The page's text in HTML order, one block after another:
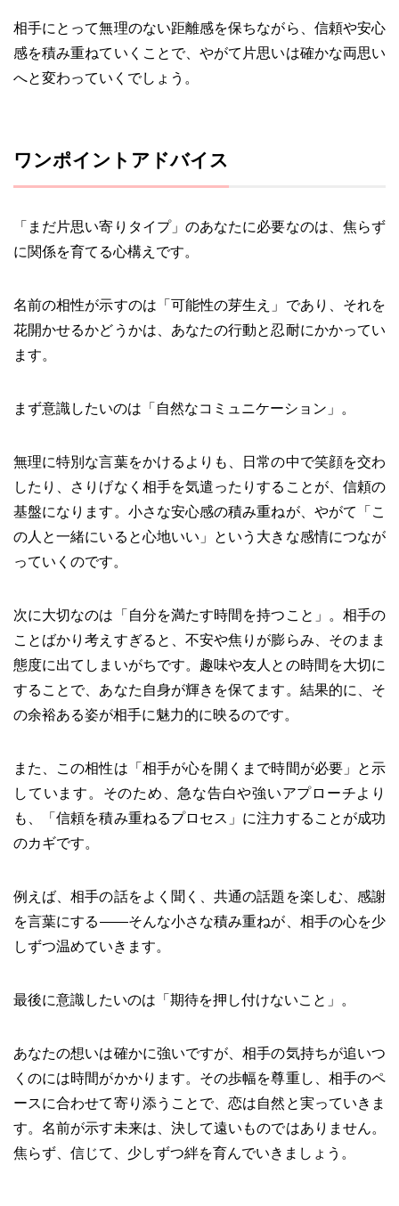
相手にとって無理のない距離感を保ちながら、信頼や安心
感を積み重ねていくことで、やがて片思いは確かな両思い
へと変わっていくでしょう。
ワンポイントアドバイス
「まだ片思い寄りタイプ」のあなたに必要なのは、焦らず
に関係を育てる心構えです。
名前の相性が示すのは「可能性の芽生え」であり、それを
花開かせるかどうかは、あなたの行動と忍耐にかかってい
ます。
まず意識したいのは「自然なコミュニケーション」。
無理に特別な言葉をかけるよりも、日常の中で笑顔を交わ
したり、さりげなく相手を気遣ったりすることが、信頼の
基盤になります。小さな安心感の積み重ねが、やがて「こ
の人と一緒にいると心地いい」という大きな感情につなが
っていくのです。
次に大切なのは「自分を満たす時間を持つこと」。相手の
ことばかり考えすぎると、不安や焦りが膨らみ、そのまま
態度に出てしまいがちです。趣味や友人との時間を大切に
することで、あなた自身が輝きを保てます。結果的に、そ
の余裕ある姿が相手に魅力的に映るのです。
また、この相性は「相手が心を開くまで時間が必要」と示
しています。そのため、急な告白や強いアプローチより
も、「信頼を積み重ねるプロセス」に注力することが成功
のカギです。
例えば、相手の話をよく聞く、共通の話題を楽しむ、感謝
を言葉にする――そんな小さな積み重ねが、相手の心を少
しずつ温めていきます。
最後に意識したいのは「期待を押し付けないこと」。
あなたの想いは確かに強いですが、相手の気持ちが追いつ
くのには時間がかかります。その歩幅を尊重し、相手のペ
ースに合わせて寄り添うことで、恋は自然と実っていきま
す。名前が示す未来は、決して遠いものではありません。
焦らず、信じて、少しずつ絆を育んでいきましょう。